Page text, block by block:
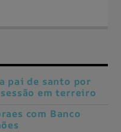
pai de santo por
em terreiro
com Banco